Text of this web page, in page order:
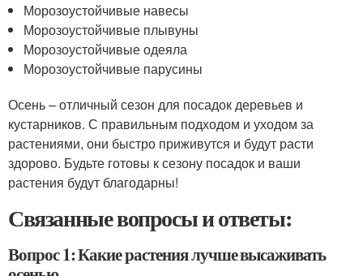
Морозоустойчивые навесы
Морозоустойчивые плывуны
Морозоустойчивые одеяла
Морозоустойчивые парусины
Осень – отличный сезон для посадок деревьев и
кустарников. С правильным подходом и уходом за
растениями, они быстро приживутся и будут расти
здорово. Будьте готовы к сезону посадок и ваши
растения будут благодарны!
Связанные вопросы и ответы:
Вопрос 1: Какие растения лучше высаживать